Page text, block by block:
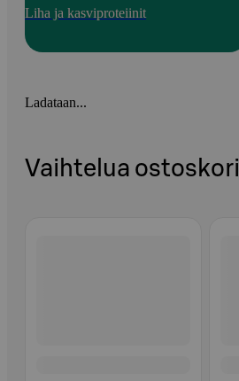
Liha ja kasviproteiinit
Ladataan...
Vaihtelua